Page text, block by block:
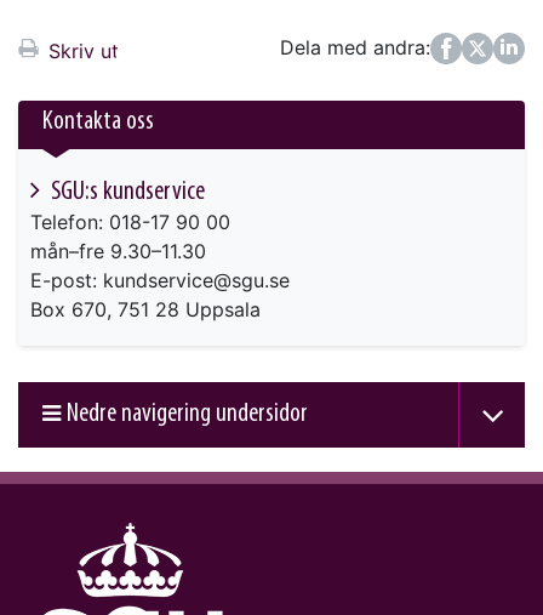
Skriv ut Dela med andra:
FacebookTwitter
LinkedIn
Kontakta oss
SGU:s kundservice
Telefon: 018-17 90 00
mån–fre 9.30–11.30
E-post: kundservice@sgu.se
Box 670, 751 28 Uppsala
Nedre navigering undersidor